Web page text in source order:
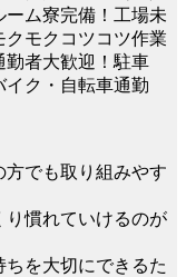
ム寮完備！工場未
モクコツコツ作業
勤者大歓迎！駐車
ク・自転車通勤
方でも取り組みやす
り慣れていけるのが
ちを大切にできるた